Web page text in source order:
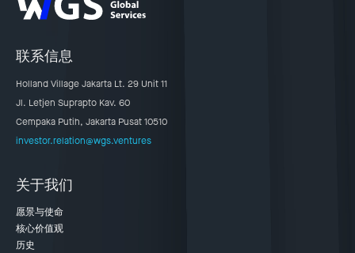
联系信息
Holland Village Jakarta Lt. 29 Unit 11
Jl. Letjen Suprapto Kav. 60
Cempaka Putih, Jakarta Pusat 10510
investor.relation@wgs.ventures
关于我们
愿景与使命
核心价值观
历史